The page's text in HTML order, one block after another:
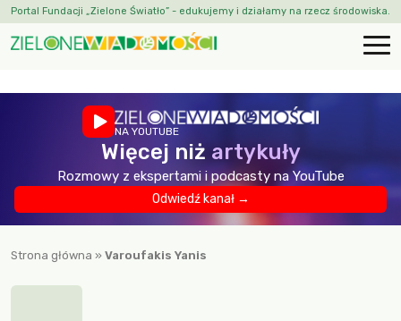
Portal Fundacji „Zielone Światło” - edukujemy i działamy na rzecz środowiska.
NA YOUTUBE
Więcej niż artykuły
Rozmowy z ekspertami i podcasty na YouTube
Odwiedź kanał →
Strona główna » Varoufakis Yanis